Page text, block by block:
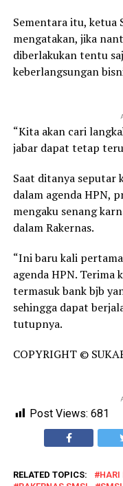
Sementara itu, ketua
mengatakan, jika
diberlakukan tentu
keberlangsungan
“Kita akan cari
jabar dapat tetap
Saat ditanya seputar
dalam agenda HPN,
mengaku senang
dalam Rakernas.
“Ini baru kali
agenda HPN. Terima
termasuk bank bjb
sehingga dapat
tutupnya.
COPYRIGHT ©
Post Views: 681
RELATED TOPICS: HARI